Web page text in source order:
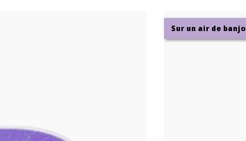
Sur un air de banjo